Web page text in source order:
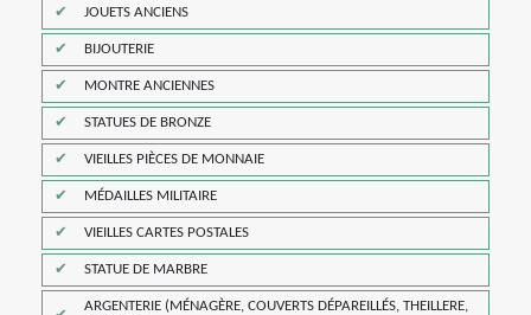
JOUETS ANCIENS
BIJOUTERIE
MONTRE ANCIENNES
STATUES DE BRONZE
VIEILLES PIÈCES DE MONNAIE
MÉDAILLES MILITAIRE
VIEILLES CARTES POSTALES
STATUE DE MARBRE
ARGENTERIE (MÉNAGÈRE, COUVERTS DÉPAREILLÉS, THEILLERE,